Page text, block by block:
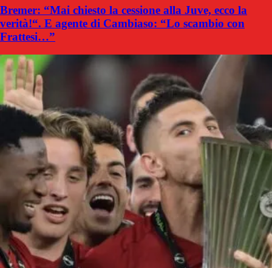
Bremer: “Mai chiesto la cessione alla Juve, ecco la
verità!“. E agente di Cambiaso: “Lo scambio con
Frattesi…”